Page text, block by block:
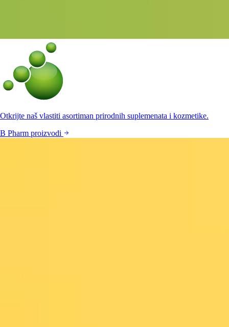
Otkrijte naš vlastiti asortiman prirodnih suplemenata i kozmetike.
B Pharm proizvodi